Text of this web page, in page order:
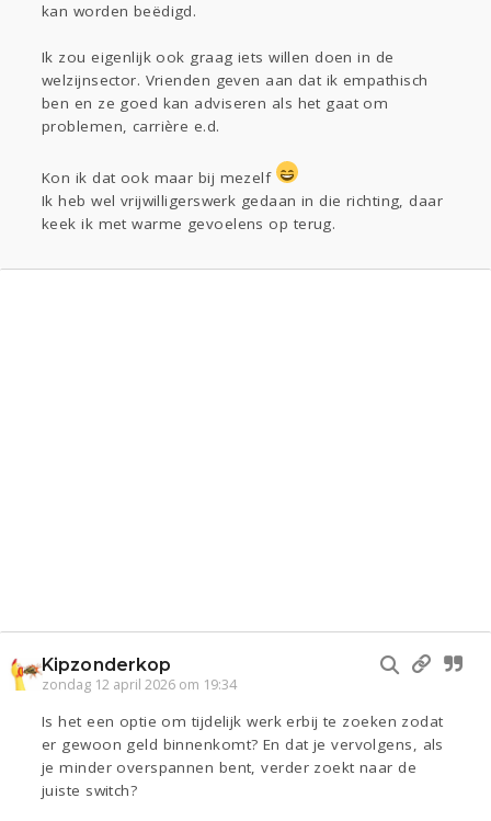
kan worden beëdigd.
Ik zou eigenlijk ook graag iets willen doen in de
welzijnsector. Vrienden geven aan dat ik empathisch
ben en ze goed kan adviseren als het gaat om
problemen, carrière e.d.
Kon ik dat ook maar bij mezelf
Ik heb wel vrijwilligerswerk gedaan in die richting, daar
keek ik met warme gevoelens op terug.
Kipzonderkop
zondag 12 april 2026 om 19:34
Is het een optie om tijdelijk werk erbij te zoeken zodat
er gewoon geld binnenkomt? En dat je vervolgens, als
je minder overspannen bent, verder zoekt naar de
juiste switch?